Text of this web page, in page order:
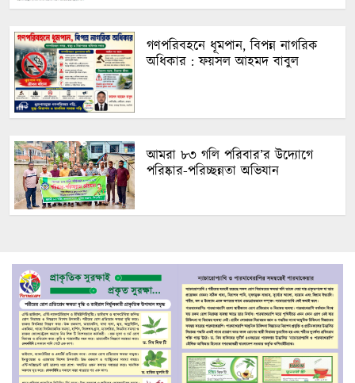
গণপরিবহনে ধূমপান, বিপন্ন নাগরিক
অধিকার : ফয়সল আহমদ বাবুল
আমরা ৮৩ গলি পরিবার’র উদ্যোগে
পরিষ্কার-পরিচ্ছন্নতা অভিযান